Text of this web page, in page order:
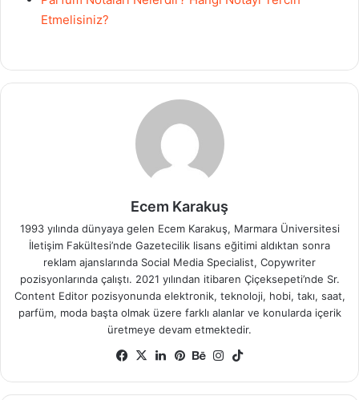
Etmelisiniz?
Ecem Karakuş
1993 yılında dünyaya gelen Ecem Karakuş, Marmara Üniversitesi
İletişim Fakültesi’nde Gazetecilik lisans eğitimi aldıktan sonra
reklam ajanslarında Social Media Specialist, Copywriter
pozisyonlarında çalıştı. 2021 yılından itibaren Çiçeksepeti’nde Sr.
Content Editor pozisyonunda elektronik, teknoloji, hobi, takı, saat,
parfüm, moda başta olmak üzere farklı alanlar ve konularda içerik
üretmeye devam etmektedir.
Facebook
X LinkedIn
Pinterest
BehanceInstagram